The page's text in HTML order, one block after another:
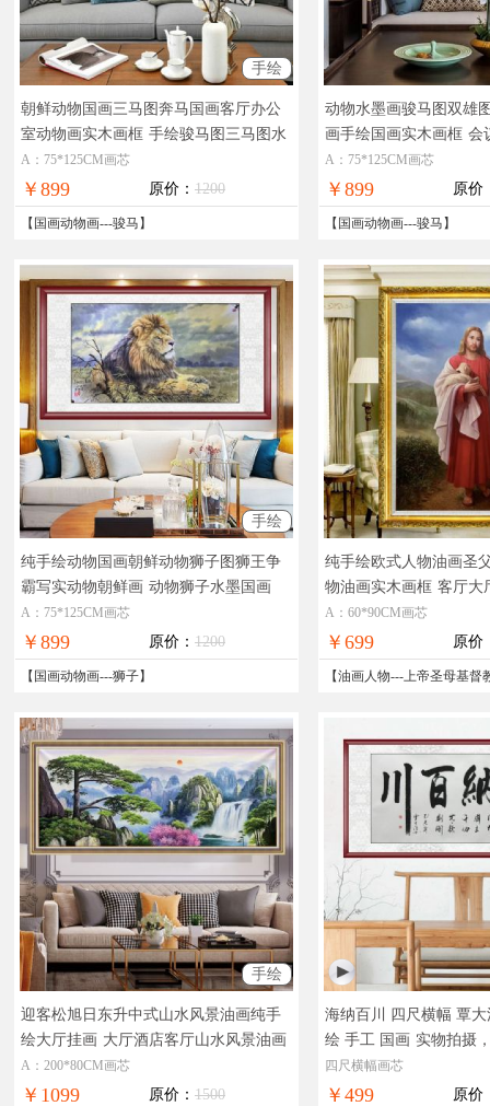
手绘
朝鲜动物国画三马图奔马国画客厅办公
室动物画实木画框 手绘骏马图三马图水
墨国画
A：75*125CM画芯
￥899 原价： 1200
【 国画动物画---骏马 】
动物水墨画骏马图双雄
画手绘国画实木画框 会
马国画骏马图
A：75*125CM画芯
￥899 原价
【 国画动物画---骏马 】
手绘
纯手绘动物国画朝鲜动物狮子图狮王争
霸写实动物朝鲜画 动物狮子水墨国画
A：75*125CM画芯
￥899 原价： 1200
【 国画动物画---狮子】
纯手绘欧式人物油画圣
物油画实木画框 客厅大
基督教人物画
A：60*90CM画芯
￥699 原价
【油画人物---上帝圣母基督
手绘
迎客松旭日东升中式山水风景油画纯手
绘大厅挂画 大厅酒店客厅山水风景油画
A：200*80CM画芯
￥1099 原价： 1500
海纳百川 四尺横幅 覃
绘 手工 国画 实物拍摄
线支付，全国免邮
四尺横幅画芯
￥499 原价